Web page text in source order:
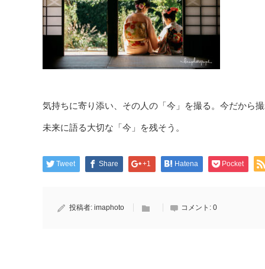
気持ちに寄り添い、その人の「今」を撮る。今だから撮
未来に語る大切な「今」を残そう。
Tweet Share +1 Hatena Pocket
投稿者: imaphoto コメント: 0